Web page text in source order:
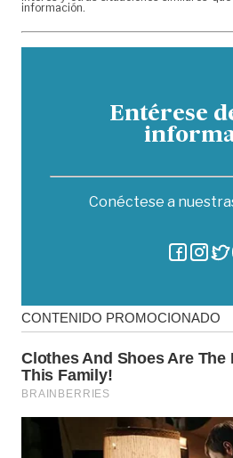
información.
Entérese
Conéctese a